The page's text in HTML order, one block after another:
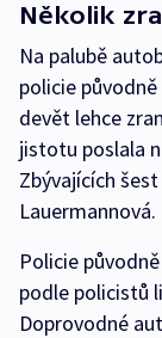
Několik
Na palubě
policie
devět lehce
jistotu poslala
Zbývajících
Policie
podle policistů
Doprovodné